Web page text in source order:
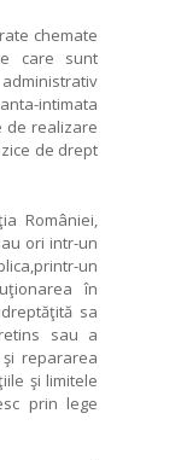
chemate
care sunt
intimata
de realizare
de drept
României,
ori intr-un
un
în
sa
sau a
repararea
şi limitele
prin lege